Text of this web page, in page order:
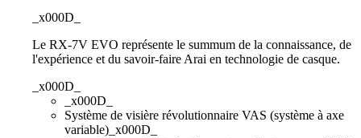
_x000D_
Le RX-7V EVO représente le summum de la connaissance, de
l'expérience et du savoir-faire Arai en technologie de casque.
_x000D_
_x000D_
Système de visière révolutionnaire VAS (système à axe
variable)_x000D_